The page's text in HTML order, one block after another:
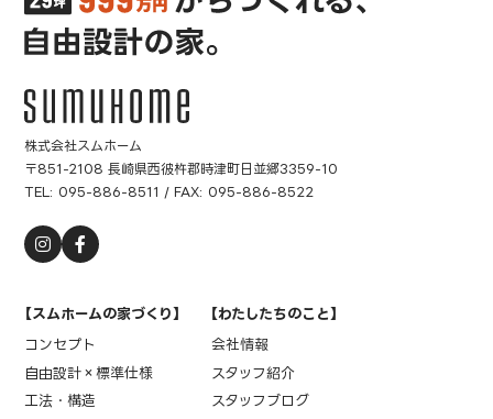
株式会社スムホーム
〒851-2108 長崎県西彼杵郡時津町日並郷3359-10
TEL: 095-886-8511 / FAX: 095-886-8522
【スムホームの家づくり】
コンセプト
自由設計×標準仕様
工法・構造
【わたしたちのこと】
会社情報
スタッフ紹介
スタッフブログ